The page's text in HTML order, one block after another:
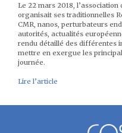
Le 22 mars 2018,
organisait ses traditionnelles
CMR, nanos, perturbateurs
autorités, actualités
rendu détaillé des différentes
mettre en exergue les
journée.
Lire l’article